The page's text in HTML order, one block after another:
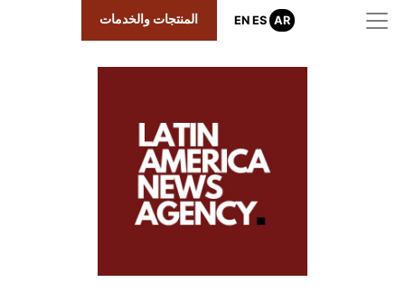
EN ES AR المنتجات والخدمات